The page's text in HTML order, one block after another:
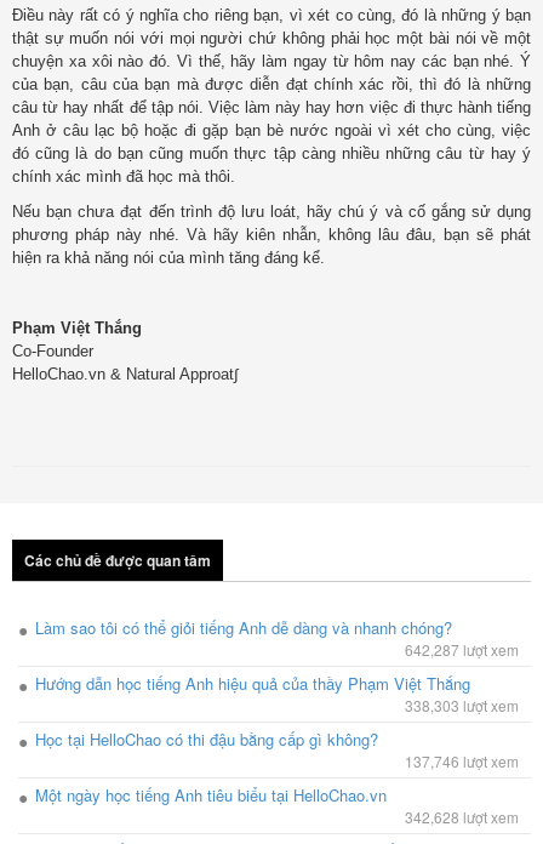
Điều này rất có ý nghĩa cho riêng bạn, vì xét co cùng, đó là những ý bạn
thật sự muốn nói với mọi người chứ không phải học một bài nói về một
chuyện xa xôi nào đó. Vì thế, hãy làm ngay từ hôm nay các bạn nhé. Ý
của bạn, câu của bạn mà được diễn đạt chính xác rồi, thì đó là những
câu từ hay nhất để tập nói. Việc làm này hay hơn việc đi thực hành tiếng
Anh ở câu lạc bộ hoặc đi gặp bạn bè nước ngoài vì xét cho cùng, việc
đó cũng là do bạn cũng muốn thực tập càng nhiều những câu từ hay ý
chính xác mình đã học mà thôi.
Nếu bạn chưa đạt đến trình độ lưu loát, hãy chú ý và cố gắng sử dụng
phương pháp này nhé. Và hãy kiên nhẫn, không lâu đâu, bạn sẽ phát
hiện ra khả năng nói của mình tăng đáng kể.
Phạm Việt Thắng
Co-Founder
HelloChao.vn & Natural Approat∫
Các chủ đề được quan tâm
Làm sao tôi có thể giỏi tiếng Anh dễ dàng và nhanh chóng?
642,287 lượt xem
Hướng dẫn học tiếng Anh hiệu quả của thầy Phạm Việt Thắng
338,303 lượt xem
Học tại HelloChao có thi đậu bằng cấp gì không?
137,746 lượt xem
Một ngày học tiếng Anh tiêu biểu tại HelloChao.vn
342,628 lượt xem